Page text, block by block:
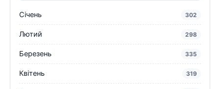
Січень 302
Лютий 298
Березень 335
Квітень 319